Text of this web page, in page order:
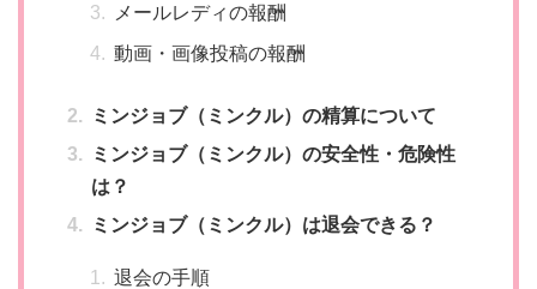
メールレディの報酬
動画・画像投稿の報酬
ミンジョブ（ミンクル）の精算について
ミンジョブ（ミンクル）の安全性・危険性
は？
ミンジョブ（ミンクル）は退会できる？
退会の手順